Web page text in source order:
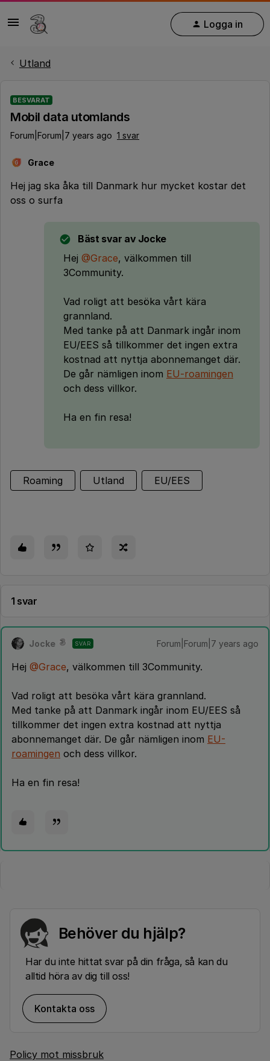
Logga in
Utland
BESVARAT
Mobil data utomlands
Forum|Forum|7 years ago 1 svar
G Grace
Hej jag ska åka till Danmark hur mycket kostar det
oss o surfa
Bäst svar av Jocke
Hej @Grace, välkommen till
3Community.
Vad roligt att besöka vårt kära
grannland.
Med tanke på att Danmark ingår inom
EU/EES så tillkommer det ingen extra
kostnad att nyttja abonnemanget där.
De går nämligen inom EU-roamingen
och dess villkor.
Ha en fin resa!
Roaming Utland EU/EES
1 svar
Jocke SVAR Forum|Forum|7 years ago
Hej @Grace, välkommen till 3Community.
Vad roligt att besöka vårt kära grannland.
Med tanke på att Danmark ingår inom EU/EES så
tillkommer det ingen extra kostnad att nyttja
abonnemanget där. De går nämligen inom EU-
roamingen och dess villkor.
Ha en fin resa!
Behöver du hjälp?
Har du inte hittat svar på din fråga, så kan du
alltid höra av dig till oss!
Kontakta oss
Policy mot missbruk